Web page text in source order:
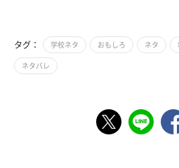
タグ： 学校ネタ おもしろ ネタ
ネタバレ